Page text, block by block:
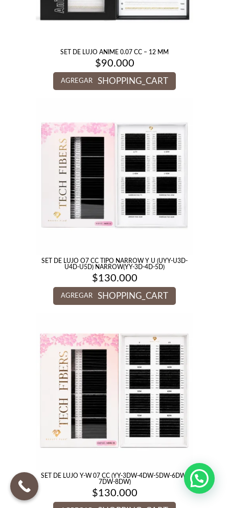
SET DE LUJO ANIME 0.07 CC – 12 MM
$90.000
AGREGAR SHOPPING_CART
SET DE LUJO O7 CC TIPO NARROW Y U (UYY-U3D-
U4D-U5D) NARROW(YY-3D-4D-5D)
$130.000
AGREGAR SHOPPING_CART
SET DE LUJO Y-W 07 CC (YY-3DW-4DW-5DW-6DW-
7DW-8DW)
$130.000